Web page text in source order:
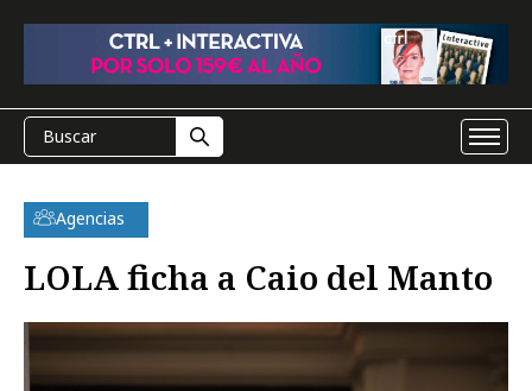
Agencias
LOLA ficha a Caio del Manto